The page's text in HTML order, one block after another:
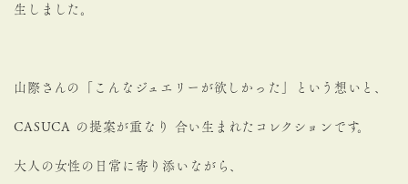
生しました。
山際さんの「こんなジュエリーが欲しかった」という想いと、
CASUCA の提案が重なり 合い生まれたコレクションです。
大人の女性の日常に寄り添いながら、